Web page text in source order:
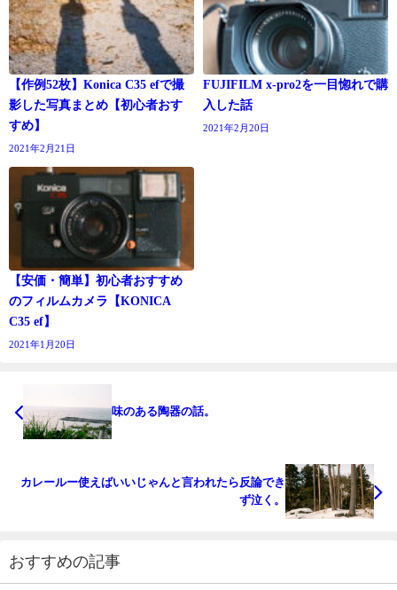
【作例52枚】Konica C35 efで撮
影した写真まとめ【初心者おす
すめ】
2021年2月21日
FUJIFILM x-pro2を一目惚れで購
入した話
2021年2月20日
【安価・簡単】初心者おすすめ
のフィルムカメラ【KONICA
C35 ef】
2021年1月20日
味のある陶器の話。
カレールー使えばいいじゃんと言われたら反論でき
ず泣く。
おすすめの記事